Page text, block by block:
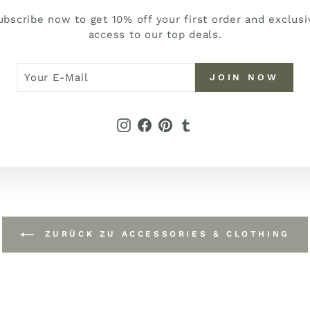
now to get 10% off your first order and
access to our top deals.
JOIN NOW
Instagram
Facebook
Pinterest
ZURÜCK ZU ACCESSORIES & CLOTHING